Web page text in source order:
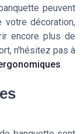
peuvent
votre décoration,
encore plus de
n'hésitez pas à
.